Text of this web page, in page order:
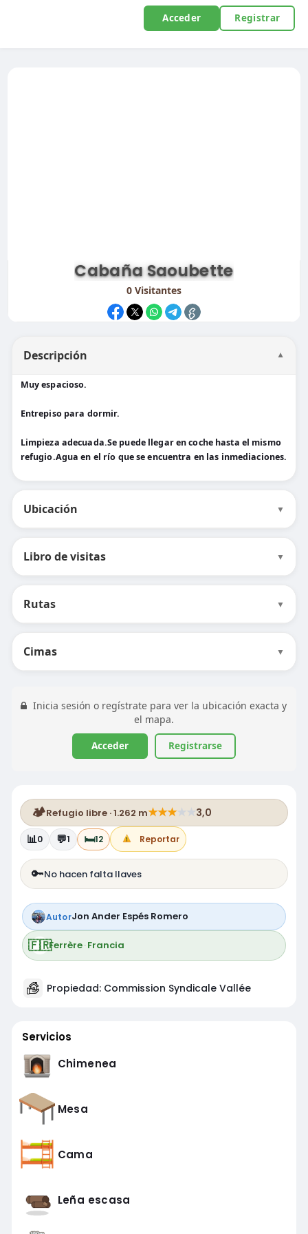
Acceder Registrar
Cabaña Saoubette
0Visitantes
Descripción ▼
Muy espacioso.
Entrepiso para dormir.
Limpieza adecuada.Se puede llegar en coche hasta el mismo
refugio.Agua en el río que se encuentra en las inmediaciones.
Ubicación ▼
Libro de visitas ▼
Rutas ▼
Cimas ▼
Inicia sesión o regístrate para ver la ubicación exacta y
el mapa.
Acceder Registrarse
🏕️Refugio libre · 1.262 m★★★★ ★3,0
📊0 💬1 🛏️12 Reportar
🔑No hacen falta llaves
AutorJon Ander Espés Romero
🇫🇷Ferrère·Francia
Propiedad: Commission Syndicale Vallée
Servicios
Chimenea
Mesa
Cama
Leña escasa